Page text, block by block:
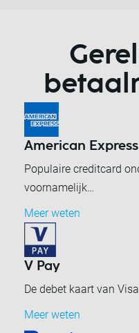
American Express
Populaire creditcard
voornamelijk…
Meer weten
V Pay
De debet kaart van
Meer weten